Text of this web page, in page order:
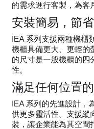
的需求進行客製，為客
安裝簡易，節
IEA 系列支援兩種機櫃
機櫃具備更大、更輕的
的尺寸是一般機櫃的四
性。
滿足任何位置
IEA 系列的先進設計，
供更多靈活性。支援縱
裝，讓企業能為其空間